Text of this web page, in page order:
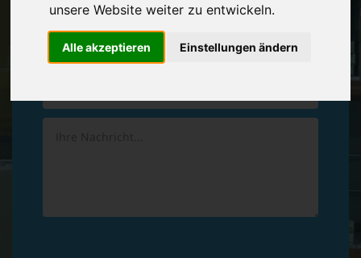
unsere Website weiter zu entwickeln.
Alle akzeptieren Einstellungen ändern
Hinterlassen Sie uns gern eine persönliche Nachricht.